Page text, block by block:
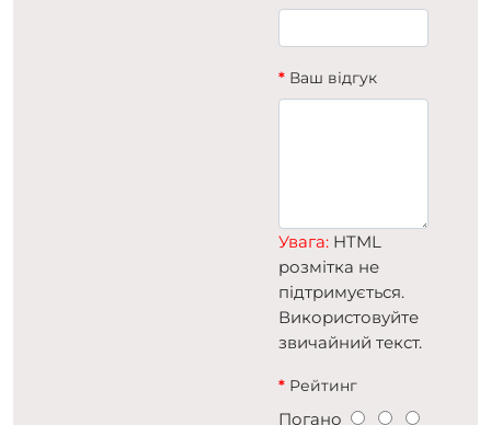
Ваш відгук
Увага: HTML
розмітка не
підтримується.
Використовуйте
звичайний текст.
Рейтинг
Погано